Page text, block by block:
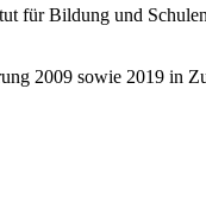
für Bildung und
2009 sowie 2019 in